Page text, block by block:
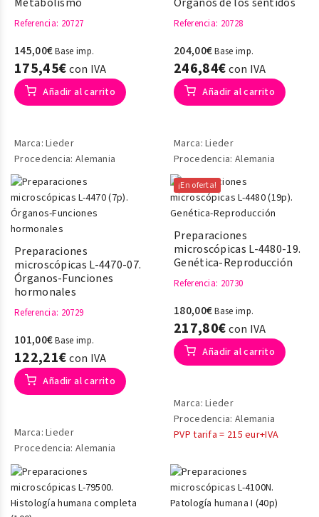
Referencia: 20727
145,00€Base imp.
175,45€con IVA
Añadir al carrito
Marca: Lieder
Procedencia: Alemania
Referencia: 20728
204,00€Base imp.
246,84€con IVA
Añadir al carrito
Marca: Lieder
Procedencia: Alemania
Preparaciones
microscópicas L-4470-07.
Órganos-Funciones
hormonales
Referencia: 20729
101,00€Base imp.
122,21€con IVA
Añadir al carrito
Marca: Lieder
Procedencia: Alemania
¡En oferta!
Preparaciones
microscópicas L-4480-19.
Genética-Reproducción
Referencia: 20730
180,00€Base imp.
217,80€con IVA
Añadir al carrito
Marca: Lieder
Procedencia: Alemania
PVP tarifa = 215 eur+IVA